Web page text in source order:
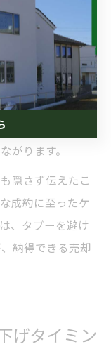
せるリスクがあ
情報開示」と
理解する姿勢」
問に迅速かつ正
って慎重に判断
がります。
隠さず伝えたこ
成約に至ったケ
、タブーを避け
納得できる売却
げタイミン